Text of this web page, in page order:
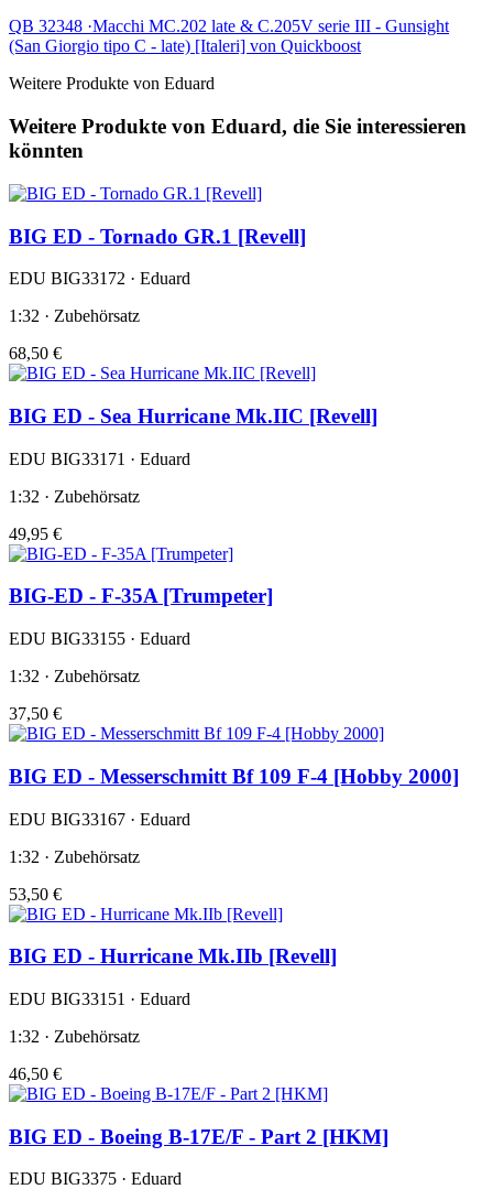
QB 32348 ·Macchi MC.202 late & C.205V serie III - Gunsight
(San Giorgio tipo C - late) [Italeri] von Quickboost
Weitere Produkte von Eduard
Weitere Produkte von Eduard, die Sie interessieren
könnten
BIG ED - Tornado GR.1 [Revell]
EDU BIG33172 · Eduard
1:32 · Zubehörsatz
68,50 €
BIG ED - Sea Hurricane Mk.IIC [Revell]
EDU BIG33171 · Eduard
1:32 · Zubehörsatz
49,95 €
BIG-ED - F-35A [Trumpeter]
EDU BIG33155 · Eduard
1:32 · Zubehörsatz
37,50 €
BIG ED - Messerschmitt Bf 109 F-4 [Hobby 2000]
EDU BIG33167 · Eduard
1:32 · Zubehörsatz
53,50 €
BIG ED - Hurricane Mk.IIb [Revell]
EDU BIG33151 · Eduard
1:32 · Zubehörsatz
46,50 €
BIG ED - Boeing B-17E/F - Part 2 [HKM]
EDU BIG3375 · Eduard